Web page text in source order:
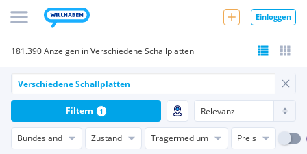
Einloggen
181.390 Anzeigen in Verschiedene Schallplatten
Bundesland Zustand Trägermedium
Preis
Filtern 1